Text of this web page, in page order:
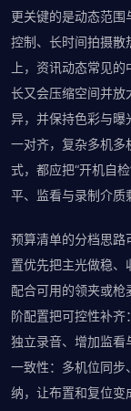
更关键的是动态范
控制、长时间拍摄散
上，资讯动态常见
长又会压缩空间并放
异，并保持色彩与曝
一对齐，复杂多机多
式，都应把“开机自
平、监看与录制介质
预算清单的分档思路
置优先把主光做稳、
配合可用的领夹或枪
阶配置把可控性补
独立录音、增加监看
一致性：多机位同步
纳，让布置和复位变